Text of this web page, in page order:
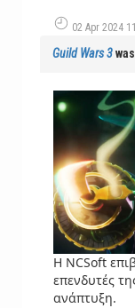
02 Apr 2024
Guild Wars 3
Η NCSoft
επενδυτές
ανάπτυξη.